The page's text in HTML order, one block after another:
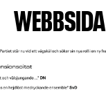
WEBBSIDA